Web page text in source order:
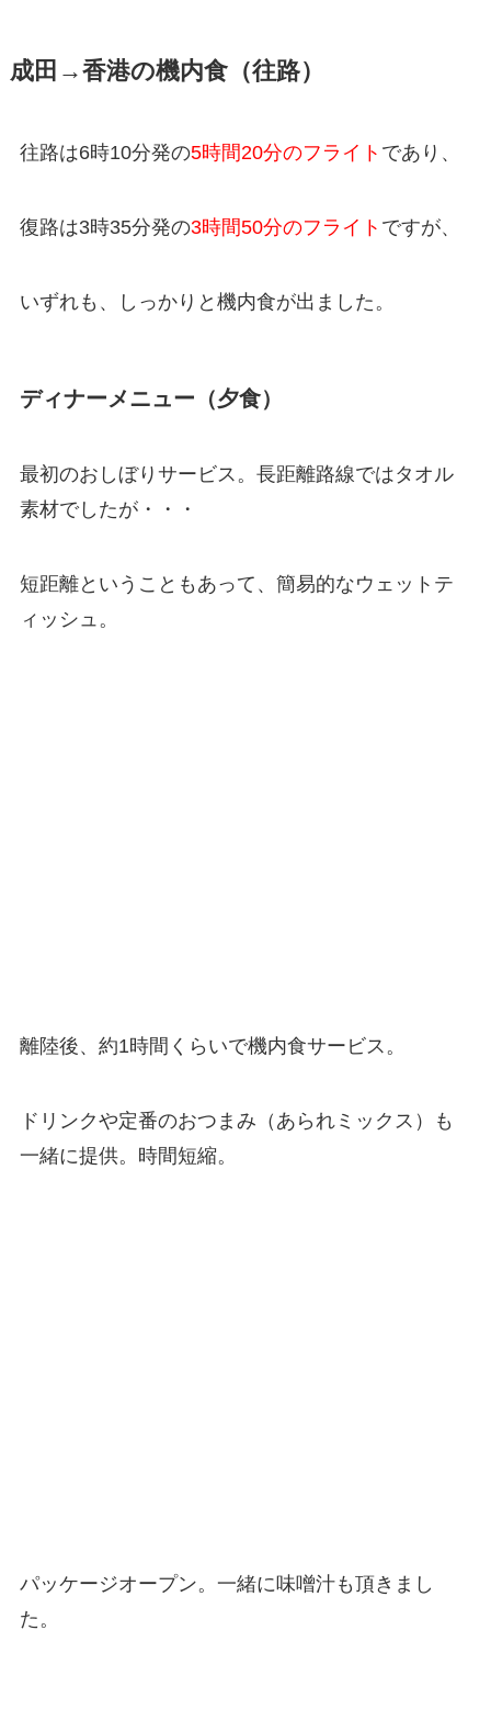
成田→香港の機内食（往路）
往路は6時10分発の5時間20分のフライト であり、
復路は3時35分発の3時間50分のフライト ですが、
いずれも、しっかりと機内食が出ました。
ディナーメニュー（夕食）
最初のおしぼりサービス。長距離路線ではタオル
素材でしたが・・・
短距離ということもあって、簡易的なウェットテ
ィッシュ。
離陸後、約1時間くらいで機内食サービス。
ドリンクや定番のおつまみ（あられミックス）も
一緒に提供。時間短縮。
パッケージオープン。一緒に味噌汁も頂きまし
た。